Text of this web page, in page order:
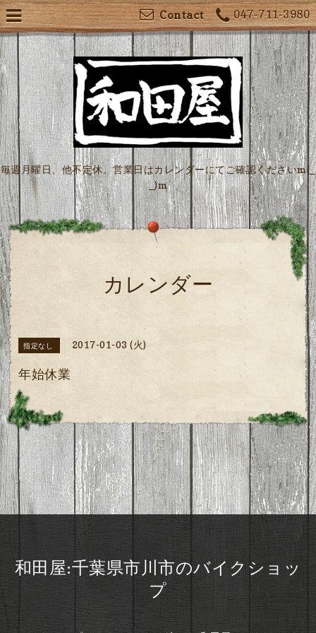
047-711-3980
Contact
毎週月曜日、他不定休。営業日はカレンダーにてご確認くださいm(_
_)m
カレンダー
指定なし 2017-01-03 (火)
年始休業
和田屋:千葉県市川市のバイクショッ
プ